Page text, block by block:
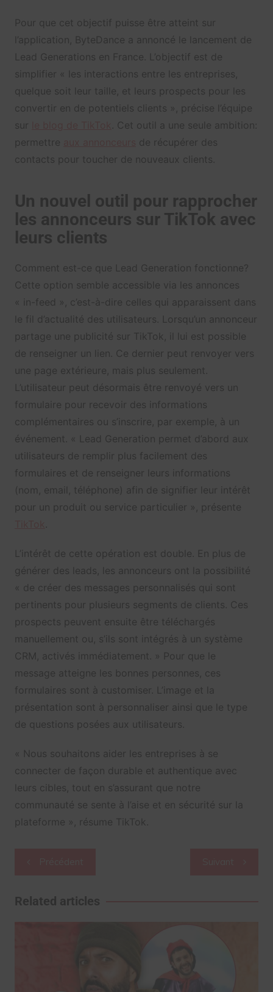
Pour que cet objectif puisse être atteint sur
l’application, ByteDance a annoncé le lancement de
Lead Generations en France. L’objectif est de
simplifier « les interactions entre les entreprises,
quelque soit leur taille, et leurs prospects pour les
convertir en de potentiels clients », précise l’équipe
sur
. Cet outil a une seule ambition:
permettre
de récupérer des
contacts pour toucher de nouveaux clients.
Un nouvel outil pour rapprocher
les annonceurs sur TikTok avec
leurs clients
Comment est-ce que Lead Generation fonctionne?
Cette option semble accessible via les annonces
« in-feed », c’est-à-dire celles qui apparaissent dans
le fil d’actualité des utilisateurs. Lorsqu’un annonceur
partage une publicité sur TikTok, il lui est possible
de renseigner un lien. Ce dernier peut renvoyer vers
une page extérieure, mais plus seulement.
L’utilisateur peut désormais être renvoyé vers un
formulaire pour recevoir des informations
complémentaires ou s’inscrire, par exemple, à un
événement. « Lead Generation permet d’abord aux
utilisateurs de remplir plus facilement des
formulaires et de renseigner leurs informations
(nom, email, téléphone) afin de signifier leur intérêt
pour un produit ou service particulier », présente
L’intérêt de cette opération est double. En plus de
générer des leads, les annonceurs ont la possibilité
« de créer des messages personnalisés qui sont
pertinents pour plusieurs segments de clients. Ces
prospects peuvent ensuite être téléchargés
manuellement ou, s’ils sont intégrés à un système
CRM, activés immédiatement. » Pour que le
message atteigne les bonnes personnes, ces
formulaires sont à customiser. L’image et la
présentation sont à personnaliser ainsi que le type
de questions posées aux utilisateurs.
« Nous souhaitons aider les entreprises à se
connecter de façon durable et authentique avec
leurs cibles, tout en s’assurant que notre
communauté se sente à l’aise et en sécurité sur la
plateforme », résume TikTok.
l’article
Related articles